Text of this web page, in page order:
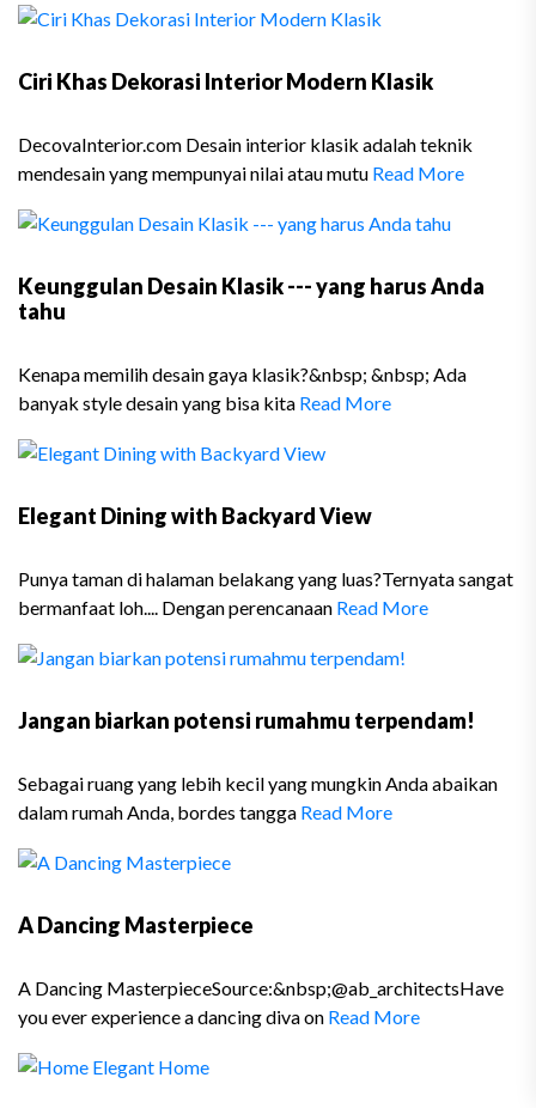
Ciri Khas Dekorasi Interior Modern Klasik
DecovaInterior.com Desain interior klasik adalah teknik
mendesain yang mempunyai nilai atau mutu Read More
Keunggulan Desain Klasik --- yang harus Anda
tahu
Kenapa memilih desain gaya klasik?&nbsp; &nbsp; Ada
banyak style desain yang bisa kita Read More
Elegant Dining with Backyard View
Punya taman di halaman belakang yang luas?Ternyata sangat
bermanfaat loh.... Dengan perencanaan Read More
Jangan biarkan potensi rumahmu terpendam!
Sebagai ruang yang lebih kecil yang mungkin Anda abaikan
dalam rumah Anda, bordes tangga Read More
A Dancing Masterpiece
A Dancing MasterpieceSource:&nbsp;@ab_architectsHave
you ever experience a dancing diva on Read More